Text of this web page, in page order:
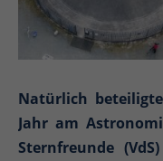
Natürlich
Jahr am
Sternfreunde